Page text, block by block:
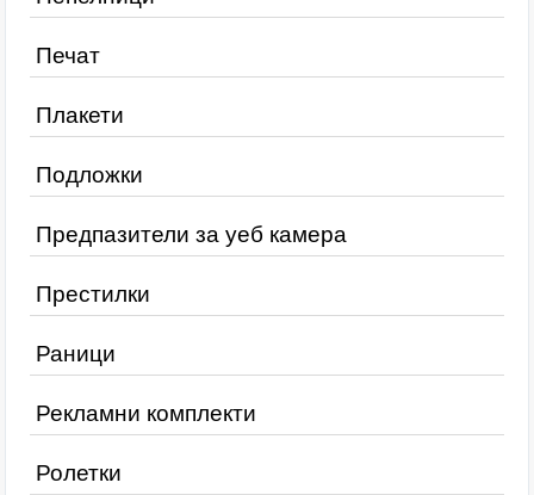
Печат
Плакети
Подложки
Предпазители за уеб камера
Престилки
Раници
Рекламни комплекти
Ролетки